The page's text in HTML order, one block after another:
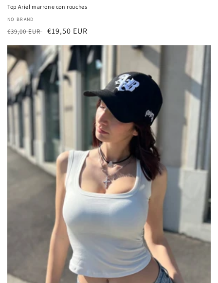
Top Ariel marrone con rouches
厂
商：
NO BRAND
常
规
价
格
€39,00 EUR 促
销
价
€19,50 EUR